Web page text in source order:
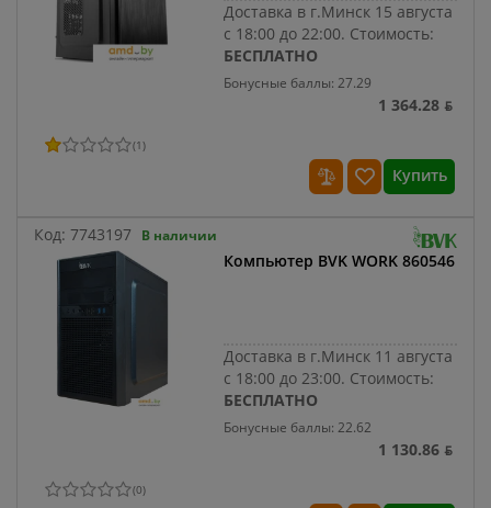
Доставка в г.Минск 15 августа
с 18:00 до 22:00. Стоимость:
БЕСПЛАТНО
Бонусные баллы: 27.29
1 364.28 ƃ
(1)
Купить
Код: 7743197 В наличии
Компьютер BVK WORK 860546
Доставка в г.Минск 11 августа
с 18:00 до 23:00. Стоимость:
БЕСПЛАТНО
Бонусные баллы: 22.62
1 130.86 ƃ
(0)